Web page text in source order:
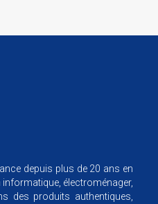
depuis plus de 20 ans en
électroménager,
des produits authentiques,